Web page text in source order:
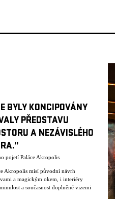
BYLY KONCIPOVÁNY
PŘEDSTAVU
A NEZÁVISLÉHO
pojetí Paláce Akropolis
Akropolis mísí původní návrh
a magickým okem, i interiéry
a současnost doplněné vizemi